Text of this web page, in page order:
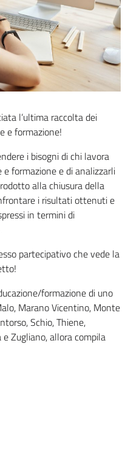
l’ultima raccolta dei
e formazione!
i bisogni di chi lavora
e formazione e di analizzarli
alla chiusura della
i risultati ottenuti e
in termini di
partecipativo che vede la
formazione di uno
Marano Vicentino, Monte
Schio, Thiene,
Zugliano, allora compila